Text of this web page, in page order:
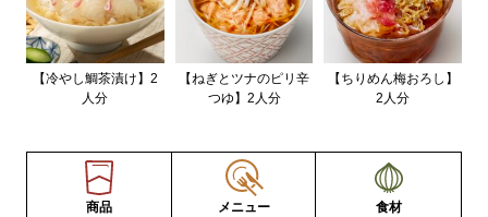
【冷やし鯛茶漬け】2
人分
【ねぎとツナのピリ辛
つゆ】2人分
【ちりめん梅おろし】
2人分
商品 メニュー 食材